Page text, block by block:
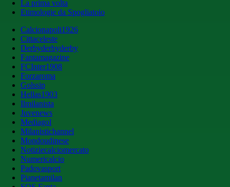
La prima volta
Etimologie da Spogliatoio
Calcionapoli1926
Cittaceleste
Derbyderbyderby
Fantamagazine
FCInter1908
Forzaroma
Golssip
Hellas1903
Ilmilanista
Juvenews
Mediagol
Milanistichannel
Mondoudinese
Notiziecalciomercato
Numericalcio
Padovasport
Pianetamilan